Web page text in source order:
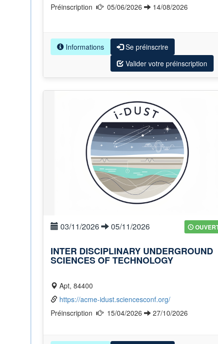
05/06/2026 14/08/2026
Informations
Se préinscrire
Valider votre préinscription
03/11/2026 05/11/2026
INTER DISCIPLINARY UNDERGROUND
SCIENCES OF TECHNOLOGY
Apt, 84400
https://acme-idust.sciencesconf.org/
15/04/2026 27/10/2026